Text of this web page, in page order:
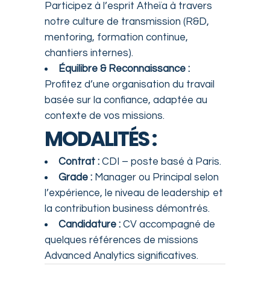
Participez à l’esprit Atheïa à travers
notre culture de transmission (R&D,
mentoring, formation continue,
chantiers internes).
Équilibre & Reconnaissance :
Profitez d’une organisation du travail
basée sur la confiance, adaptée au
contexte de vos missions.
MODALITÉS :
Contrat : CDI – poste basé à Paris.
Grade : Manager ou Principal selon
l’expérience, le niveau de leadership et
la contribution business démontrés.
Candidature : CV accompagné de
quelques références de missions
Advanced Analytics significatives.